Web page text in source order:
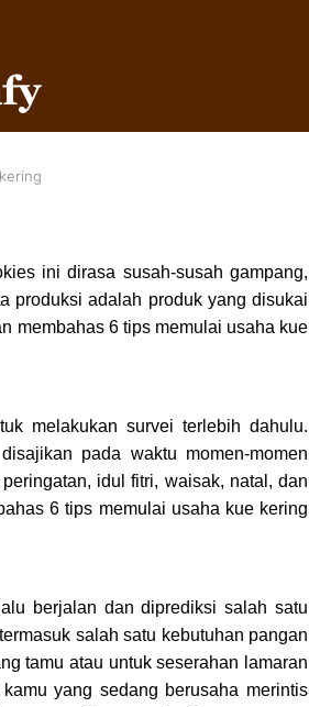
ini dirasa susah-susah gampang,
produksi adalah produk yang disukai
membahas 6 tips memulai usaha kue
melakukan survei terlebih dahulu.
pada waktu momen-momen
idul fitri, waisak, natal, dan
6 tips memulai usaha kue kering
berjalan dan diprediksi salah satu
salah satu kebutuhan pangan
tamu atau untuk seserahan lamaran
yang sedang berusaha merintis